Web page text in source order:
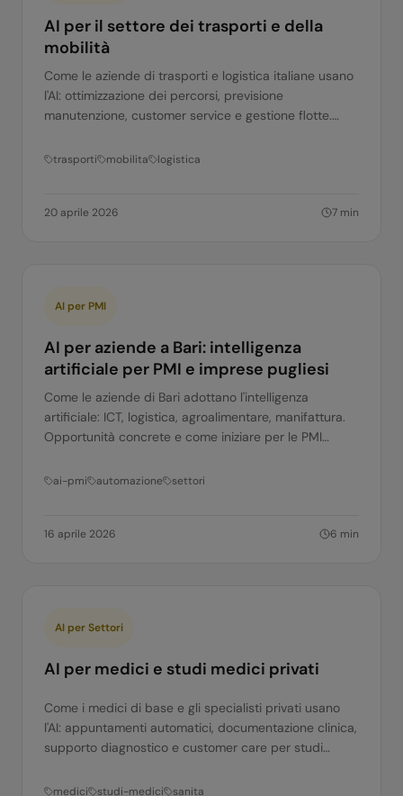
AI per il settore dei trasporti e della
mobilità
Come le aziende di trasporti e logistica italiane usano
l'AI: ottimizzazione dei percorsi, previsione
manutenzione, customer service e gestione flotte.
trasporti mobilita logistica
20 aprile 2026 7 min
AI per PMI
AI per aziende a Bari: intelligenza
artificiale per PMI e imprese pugliesi
Come le aziende di Bari adottano l'intelligenza
artificiale: ICT, logistica, agroalimentare, manifattura.
Opportunità concrete e come iniziare per le PMI
ai-pmi automazione settori
16 aprile 2026 6 min
AI per Settori
AI per medici e studi medici privati
Come i medici di base e gli specialisti privati usano
l'AI: appuntamenti automatici, documentazione clinica,
supporto diagnostico e customer care per studi
medici studi-medici sanita